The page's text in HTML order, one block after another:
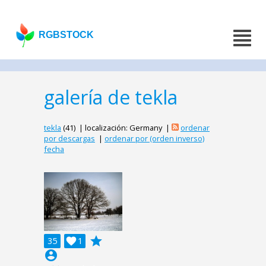
RGBSTOCK
galería de tekla
tekla (41) | localización: Germany |
ordenar
por descargas | ordenar por (orden inverso)
fecha
35 1

grade
account_circle